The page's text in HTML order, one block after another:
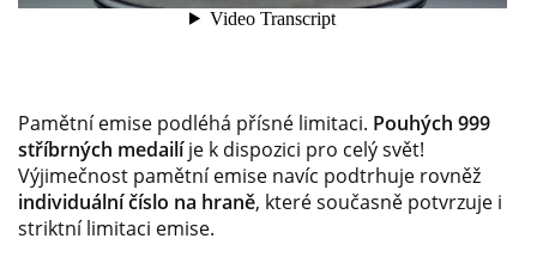
Pamětní emise podléhá přísné limitaci. Pouhých 999
stříbrných medailíje k dispozici pro celý svět!
Výjimečnost pamětní emise navíc podtrhuje rovněž
individuální číslo na hraně, které současně potvrzuje i
striktní limitaci emise.